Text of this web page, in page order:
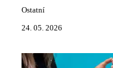
Ostatní
24. 05. 2026